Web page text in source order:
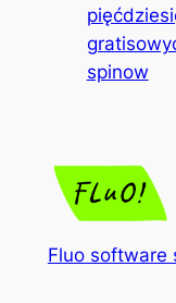
spinow
Fluo software